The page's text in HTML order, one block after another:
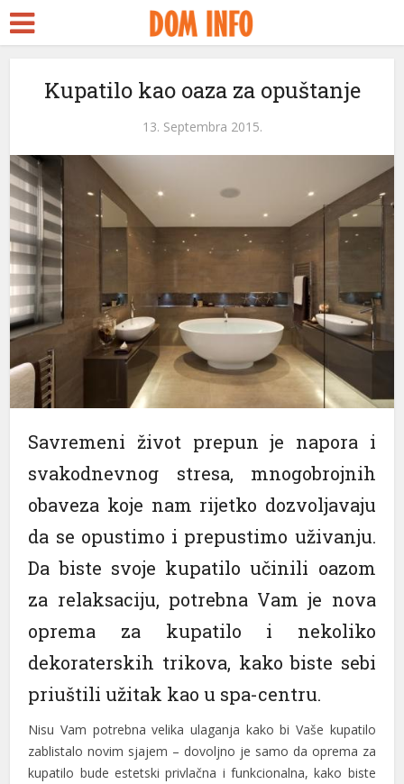
Kupatilo kao oaza za opuštanje
13. Septembra 2015.
Savremeni život prepun je napora i
svakodnevnog stresa, mnogobrojnih
obaveza koje nam rijetko dozvoljavaju
da se opustimo i prepustimo uživanju.
Da biste svoje kupatilo učinili oazom
za relaksaciju, potrebna Vam je nova
oprema za kupatilo i nekoliko
dekoraterskih trikova, kako biste sebi
priuštili užitak kao u spa-centru.
Nisu Vam potrebna velika ulaganja kako bi Vaše kupatilo
zablistalo novim sjajem – dovoljno je samo da oprema za
kupatilo bude estetski privlačna i funkcionalna, kako biste